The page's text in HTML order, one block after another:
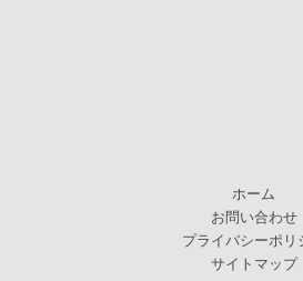
ホーム
お問い合わせ
プライバシーポリ
サイトマップ